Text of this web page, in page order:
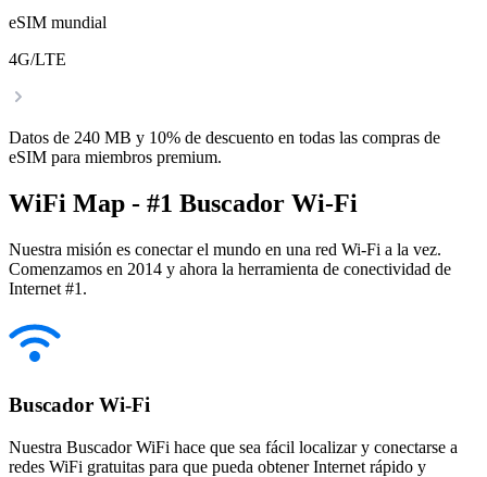
eSIM mundial
4G/LTE
Datos de 240 MB y 10% de descuento en todas las compras de
eSIM para miembros premium.
WiFi Map - #1 Buscador Wi-Fi
Nuestra misión es conectar el mundo en una red Wi-Fi a la vez.
Comenzamos en 2014 y ahora la herramienta de conectividad de
Internet #1.
Buscador Wi-Fi
Nuestra Buscador WiFi hace que sea fácil localizar y conectarse a
redes WiFi gratuitas para que pueda obtener Internet rápido y